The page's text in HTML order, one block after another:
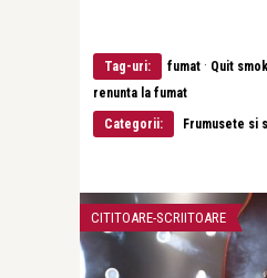
Tag-uri: fumat · Quit
renunta la fumat
Categorii:
Frumusete si
CITITOARE-SCRIITOARE